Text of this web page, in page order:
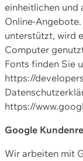
einheitlichen und
Online-
unterstützt, wird
Computer
Fonts finden Sie
https://
https://
Google
Wir arbeiten mit